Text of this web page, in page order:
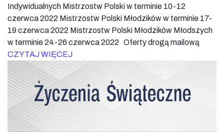
Indywidualnych Mistrzostw Polski w terminie 10-12
czerwca 2022 Mistrzostw Polski Młodzików w terminie 17-
19 czerwca 2022 Mistrzostw Polski Młodzików Młodszych
w terminie 24-26 czerwca 2022 Oferty drogą mailową
CZYTAJ WIĘCEJ